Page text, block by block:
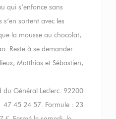
qui s’enfonce sans
sortent avec les
la mousse au chocolat,
Reste à se demander
Matthias et Sébastien,
Général Leclerc. 92200
47 45 24 57. Formule : 23